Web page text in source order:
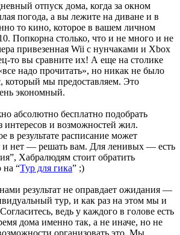
отпуск дома, когда за окном
погода, а вы лежите на диване и в
то кино, которое в вашем личном
Попкорна столько, что и не много и не
привезенная Wii с нунчаками и Xbox
то вы сравните их! А еще на столике
надо прочитать», но никак не было
который мы предоставляем. Это
экономный.
абсолютно бесплатно подобрать
интересов и возможностей жил.
в результате расписание может
и нет — решать вам. Для ленивых — есть
Хабралюдям стоит обратить
на “Тур для гика” ;)
результат не оправдает ожидания —
тур, и как раз на этом мы и
ведь у каждого в голове есть
дома именно так, а не иначе, но не
организовать это. Мы